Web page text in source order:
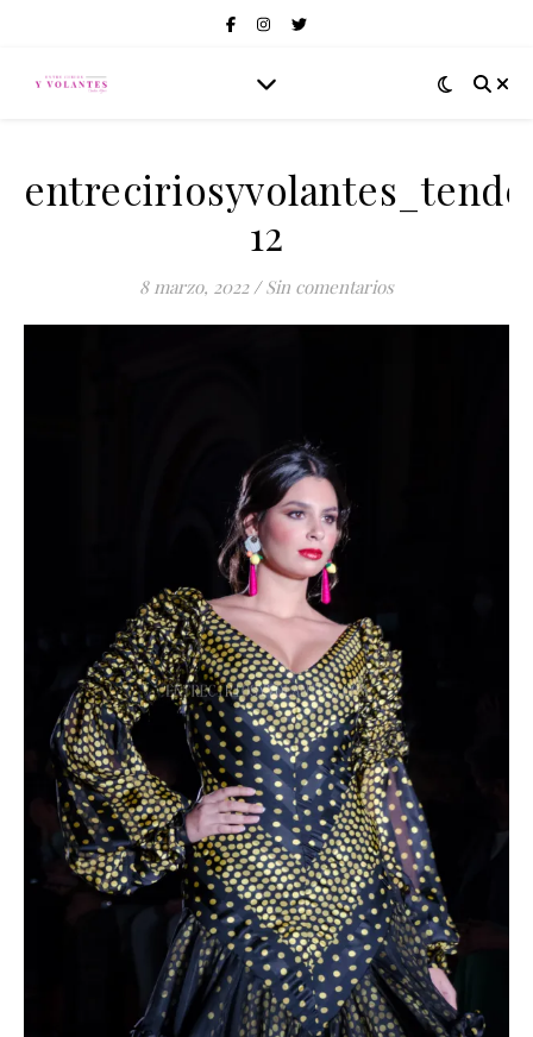
12
8 marzo, 2022 / Sin comentarios